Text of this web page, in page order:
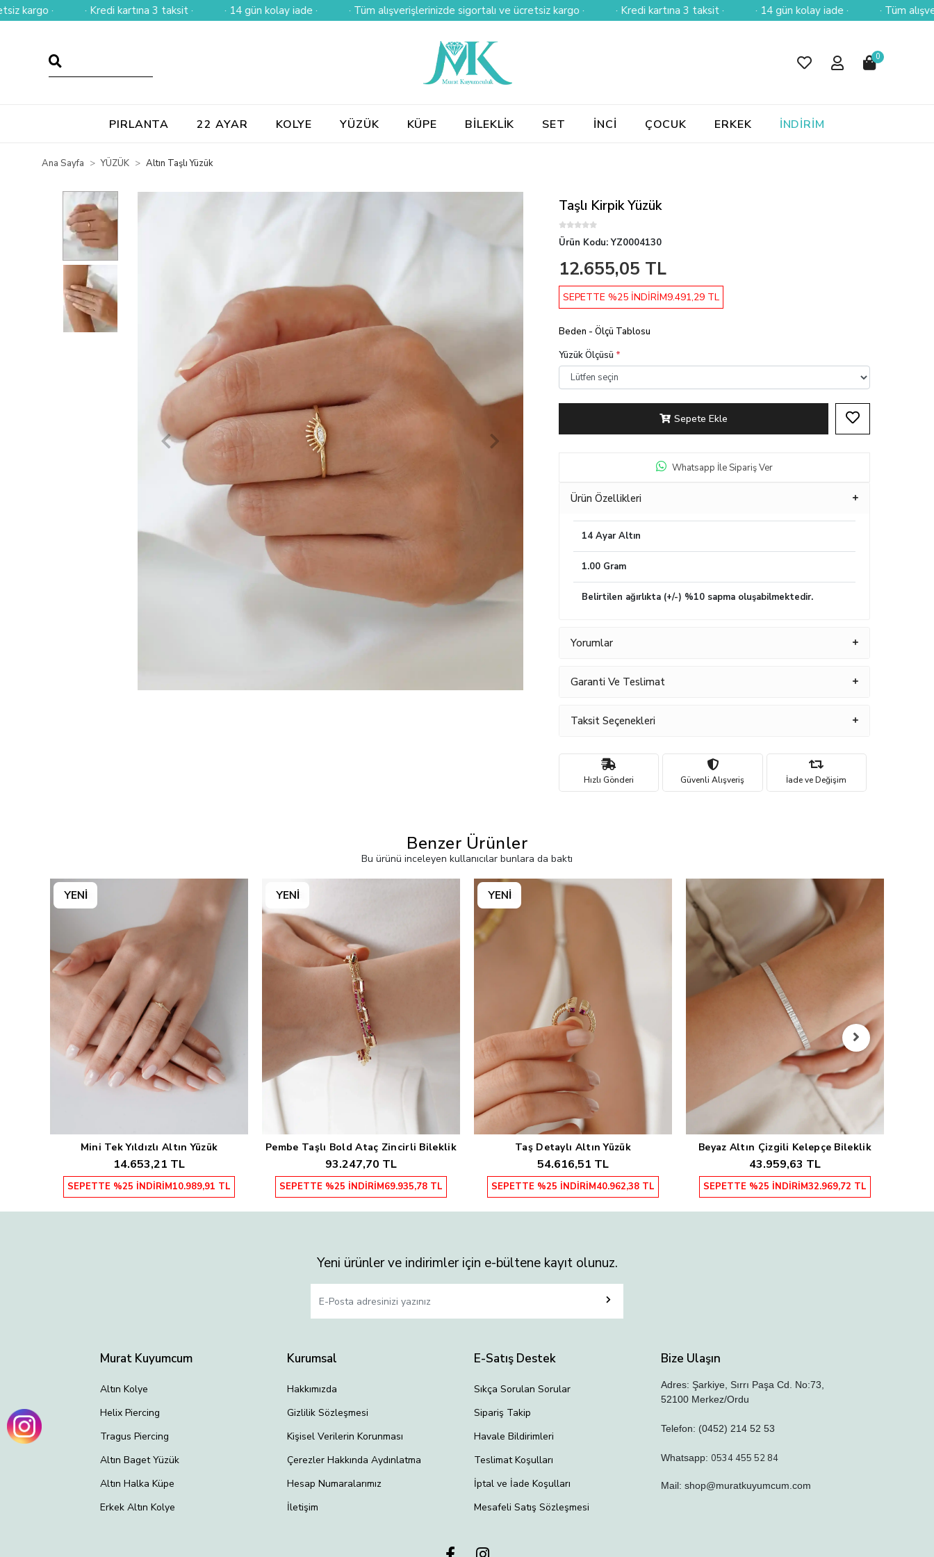
· · Kredi kartına 3 taksit · · 14 gün kolay iade · · Tüm alışverişlerinizde sigortalı ve ücretsiz kargo · · Kredi kartına 3 taksit · · 14 gün kolay iade · · Tüm
0
PIRLANTA 22 AYAR KOLYE YÜZÜK KÜPE BİLEKLİK SET İNCİ ÇOCUK ERKEK İNDİRİM
Ana Sayfa YÜZÜK Altın Taşlı Yüzük
Taşlı Kirpik Yüzük
Ürün Kodu:YZ0004130
12.655,05 TL
SEPETTE %25 İNDİRİM9.491,29 TL
Beden - Ölçü Tablosu
Yüzük Ölçüsü *
Sepete Ekle
Whatsapp İle Sipariş Ver
Ürün Özellikleri
14 Ayar Altın
1.00 Gram
Belirtilen ağırlıkta (+/-) %10 sapma oluşabilmektedir.
Yorumlar
Garanti Ve Teslimat
Taksit Seçenekleri
Hızlı Gönderi Güvenli Alışveriş İade ve Değişim
Benzer Ürünler
Bu ürünü inceleyen kullanıcılar bunlara da baktı
Sepete Ekle
Mini Tek Yıldızlı Altın Yüzük
14.653,21 TL
SEPETTE %25 İNDİRİM10.989,91 TL
Sepete Ekle
Pembe Taşlı Bold Ataç Zincirli Bileklik
93.247,70 TL
SEPETTE %25 İNDİRİM69.935,78 TL
Sepete Ekle
Taş Detaylı Altın Yüzük
54.616,51 TL
SEPETTE %25 İNDİRİM40.962,38 TL
Sepete Ekle
Beyaz Altın Çizgili Kelepçe Bileklik
43.959,63 TL
SEPETTE %25 İNDİRİM32.969,72 TL
Yeni ürünler ve indirimler için e-bültene kayıt olunuz.
Murat Kuyumcum
Altın Kolye
Helix Piercing
Tragus Piercing
Altın Baget Yüzük
Altın Halka Küpe
Erkek Altın Kolye
Kurumsal
Hakkımızda
Gizlilik Sözleşmesi
Kişisel Verilerin Korunması
Çerezler Hakkında Aydınlatma
Hesap Numaralarımız
İletişim
E-Satış Destek
Sıkça Sorulan Sorular
Sipariş Takip
Havale Bildirimleri
Teslimat Koşulları
İptal ve İade Koşulları
Mesafeli Satış Sözleşmesi
Bize Ulaşın
Adres: Şarkiye, Sırrı Paşa Cd. No:73,
52100 Merkez/Ordu
Telefon: (0452) 214 52 53
Whatsapp: 0534 455 52 84
Mail: shop@muratkuyumcum.com